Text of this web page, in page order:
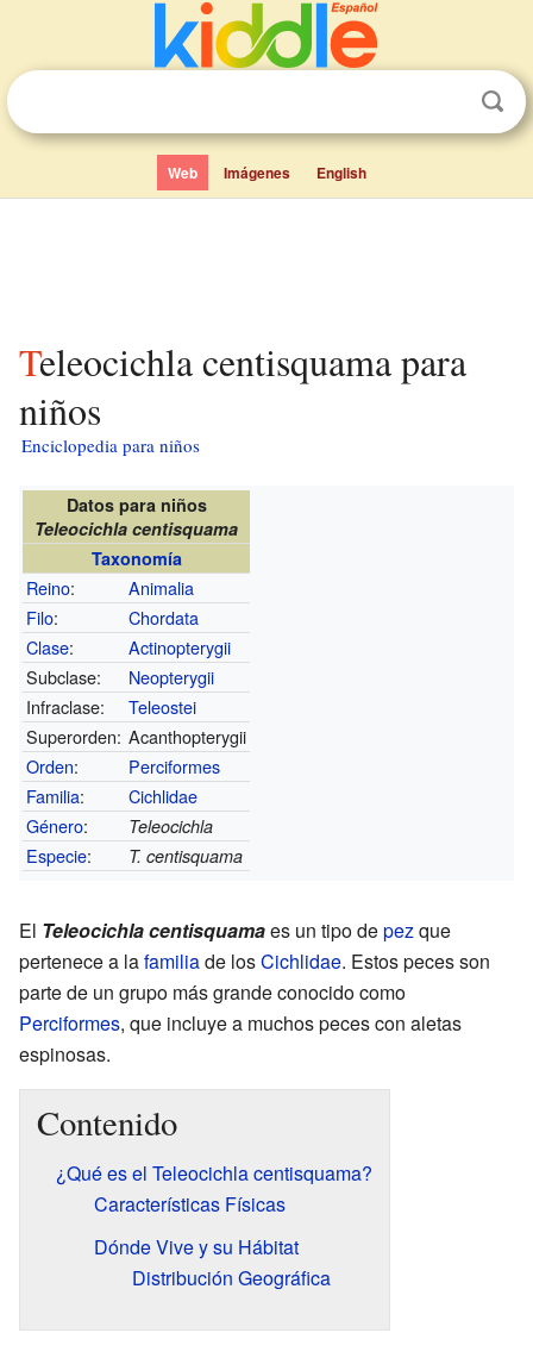
Web Imágenes English
Teleocichla centisquama para
niños
Enciclopedia para niños
Datos para niños
Teleocichla centisquama
Taxonomía
Reino:
Animalia
Filo:
Chordata
Clase:
Actinopterygii
Subclase:
Neopterygii
Infraclase:
Teleostei
Superorden: Acanthopterygii
Orden:
Perciformes
Familia:
Cichlidae
Género: Teleocichla
Especie: T. centisquama
El Teleocichla centisquamaes un tipo depezque
pertenece a lafamiliade losCichlidae. Estos peces son
parte de un grupo más grande conocido como
Perciformes, que incluye a muchos peces con aletas
espinosas.
Contenido
¿Qué es el Teleocichla centisquama?
Características Físicas
Dónde Vive y su Hábitat
Distribución Geográfica